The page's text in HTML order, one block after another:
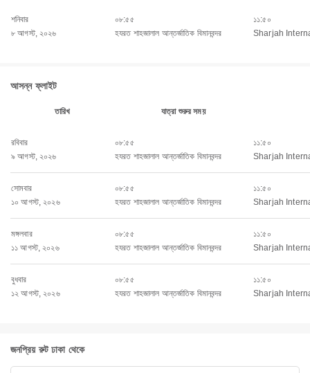
শনিবার
৮ আগস্ট, ২০২৬
০৮:৫৫
হযরত শাহজালাল আন্তর্জাতিক বিমানবন্দর
১১:৫০
Sharjah
আসন্ন ফ্লাইট
তারিখ যাত্রা শুরুর সময়
রবিবার
৯ আগস্ট, ২০২৬
০৮:৫৫
হযরত শাহজালাল আন্তর্জাতিক বিমানবন্দর
১১:৫০
Sharjah
সোমবার
১০ আগস্ট, ২০২৬
০৮:৫৫
হযরত শাহজালাল আন্তর্জাতিক বিমানবন্দর
১১:৫০
Sharjah
মঙ্গলবার
১১ আগস্ট, ২০২৬
০৮:৫৫
হযরত শাহজালাল আন্তর্জাতিক বিমানবন্দর
১১:৫০
Sharjah
বুধবার
১২ আগস্ট, ২০২৬
০৮:৫৫
হযরত শাহজালাল আন্তর্জাতিক বিমানবন্দর
১১:৫০
Sharjah
জনপ্রিয় রুট ঢাকা থেকে